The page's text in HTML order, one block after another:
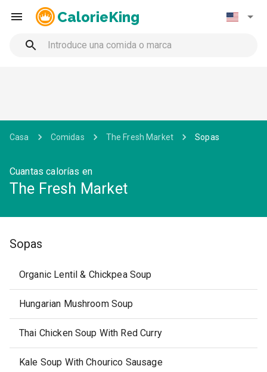
CalorieKing
Casa Comidas The Fresh Market Sopas
Cuantas calorías en
The Fresh Market
Sopas
Organic Lentil & Chickpea Soup
Hungarian Mushroom Soup
Thai Chicken Soup With Red Curry
Kale Soup With Chourico Sausage